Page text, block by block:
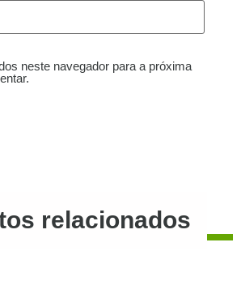
neste navegador para a próxima
relacionados